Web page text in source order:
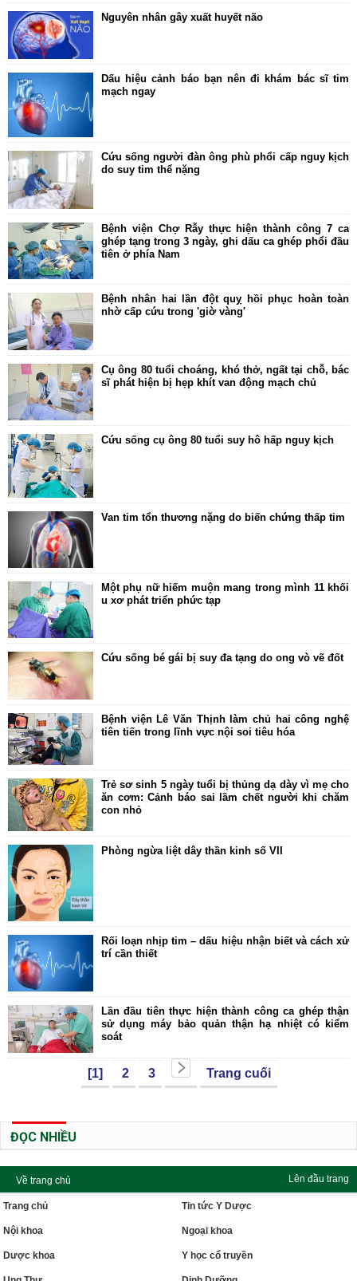
Nguyên nhân gây xuất huyết não
Dấu hiệu cảnh báo bạn nên đi khám bác sĩ tim
mạch ngay
Cứu sống người đàn ông phù phổi cấp nguy kịch
do suy tim thể nặng
Bệnh viện Chợ Rẫy thực hiện thành công 7 ca
ghép tạng trong 3 ngày, ghi dấu ca ghép phổi đầu
tiên ở phía Nam
Bệnh nhân hai lần đột quỵ hồi phục hoàn toàn
nhờ cấp cứu trong 'giờ vàng'
Cụ ông 80 tuổi choáng, khó thở, ngất tại chỗ, bác
sĩ phát hiện bị hẹp khít van động mạch chủ
Cứu sống cụ ông 80 tuổi suy hô hấp nguy kịch
Van tim tổn thương nặng do biến chứng thấp tim
Một phụ nữ hiếm muộn mang trong mình 11 khối
u xơ phát triển phức tạp
Cứu sống bé gái bị suy đa tạng do ong vò vẽ đốt
Bệnh viện Lê Văn Thịnh làm chủ hai công nghệ
tiên tiến trong lĩnh vực nội soi tiêu hóa
Trẻ sơ sinh 5 ngày tuổi bị thủng dạ dày vì mẹ cho
ăn cơm: Cảnh báo sai lầm chết người khi chăm
con nhỏ
Phòng ngừa liệt dây thần kinh số VII
Rối loạn nhịp tim – dấu hiệu nhận biết và cách xử
trí cần thiết
Lần đầu tiên thực hiện thành công ca ghép thận
sử dụng máy bảo quản thận hạ nhiệt có kiểm
soát
[1] 2 3 Trang cuối
ĐỌC NHIỀU
Về trang chủ Lên đầu trang
Trang chủ Tin tức Y Dược
Nội khoa Ngoại khoa
Dược khoa Y học cổ truyền